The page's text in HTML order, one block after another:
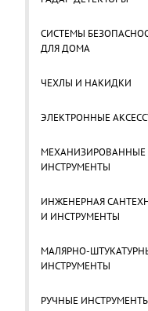
СИСТЕМЫ
ДЛЯ ДОМА
ЧЕХЛЫ И НАКИДКИ
ЭЛЕКТРОННЫЕ
МЕХАНИЗИРОВАННЫЕ
ИНСТРУМЕНТЫ
ИНЖЕНЕРНАЯ
И ИНСТРУМЕНТЫ
МАЛЯРНО-
ИНСТРУМЕНТЫ
РУЧНЫЕ